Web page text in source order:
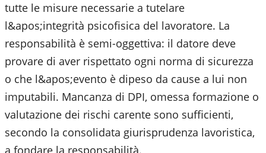
tutte le misure necessarie a tutelare
l&apos;integrità psicofisica del lavoratore. La
responsabilità è semi-oggettiva: il datore deve
provare di aver rispettato ogni norma di sicurezza
o che l&apos;evento è dipeso da cause a lui non
imputabili. Mancanza di DPI, omessa formazione o
valutazione dei rischi carente sono sufficienti,
secondo la consolidata giurisprudenza lavoristica,
a fondare la responsabilità.